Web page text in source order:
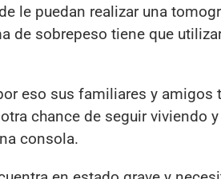
le puedan realizar una
de sobrepeso tiene que
eso sus familiares y amigos
chance de seguir viviendo
consola.